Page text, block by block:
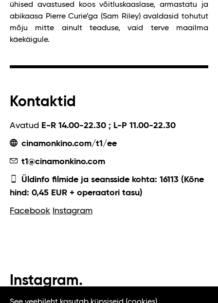
ühised avastused koos võitluskaaslase, armastatu ja
abikaasa Pierre Curie’ga (Sam Riley) avaldasid tohutut
mõju mitte ainult teaduse, vaid terve maailma
käekäigule.
Kontaktid
Avatud E-R 14.00-22.30 ; L-P 11.00-22.30
cinamonkino.com/t1/ee
t1@cinamonkino.com
Üldinfo filmide ja seansside kohta: 16113 (Kõne
hind: 0,45 EUR + operaatori tasu)
Facebook Instagram
Instagram.
#t1tallinn #tasteoftallinn